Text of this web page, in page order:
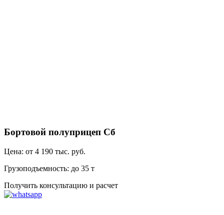
Бортовой полуприцеп Сб
Цена: от 4 190 тыс. руб.
Грузоподъемность: до 35 т
Получить консультацию и расчет